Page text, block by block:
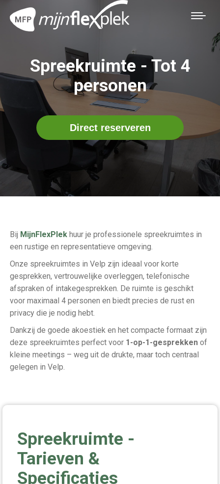
Spreekruimte - Tot 4
personen
Direct reserveren
Bij MijnFlexPlek huur je professionele spreekruimtes in
een rustige en representatieve omgeving.
Onze spreekruimtes in Velp zijn ideaal voor korte
gesprekken, vertrouwelijke overleggen, telefonische
afspraken of intakegesprekken. De ruimte is geschikt
voor maximaal 4 personen en biedt precies de rust en
privacy die je nodig hebt.
Dankzij de goede akoestiek en het compacte formaat zijn
deze spreekruimtes perfect voor 1-op-1-gesprekken of
kleine meetings – weg uit de drukte, maar toch centraal
gelegen in Velp.
Spreekruimte -
Tarieven &
Specificaties